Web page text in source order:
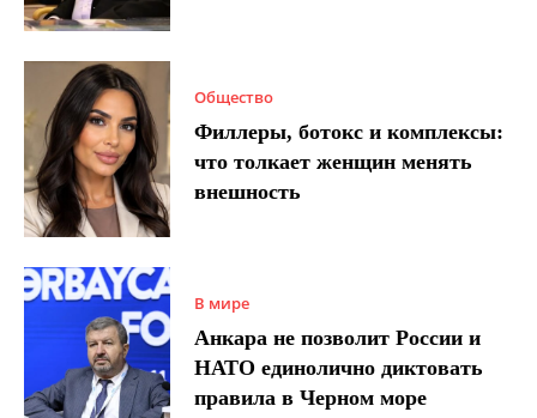
Общество
Филлеры, ботокс и комплексы:
что толкает женщин менять
внешность
В мире
Анкара не позволит России и
НАТО единолично диктовать
правила в Черном море